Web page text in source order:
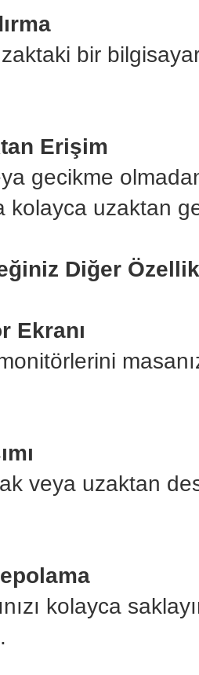
bir
Erişim
gecikme
kolayca uzaktan
Diğer
Ekranı
veya uzaktan
kolayca